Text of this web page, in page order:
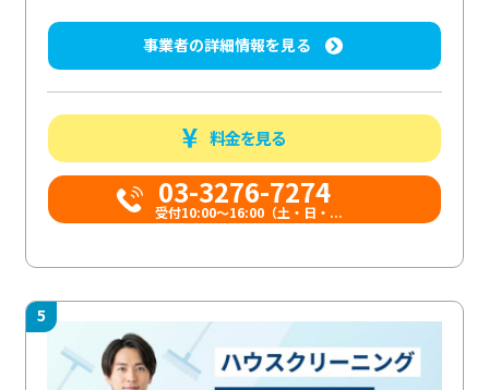
事業者の詳細情報を見る
料金を見る
03-3276-7274
受付10:00〜16:00（土・日・...
5